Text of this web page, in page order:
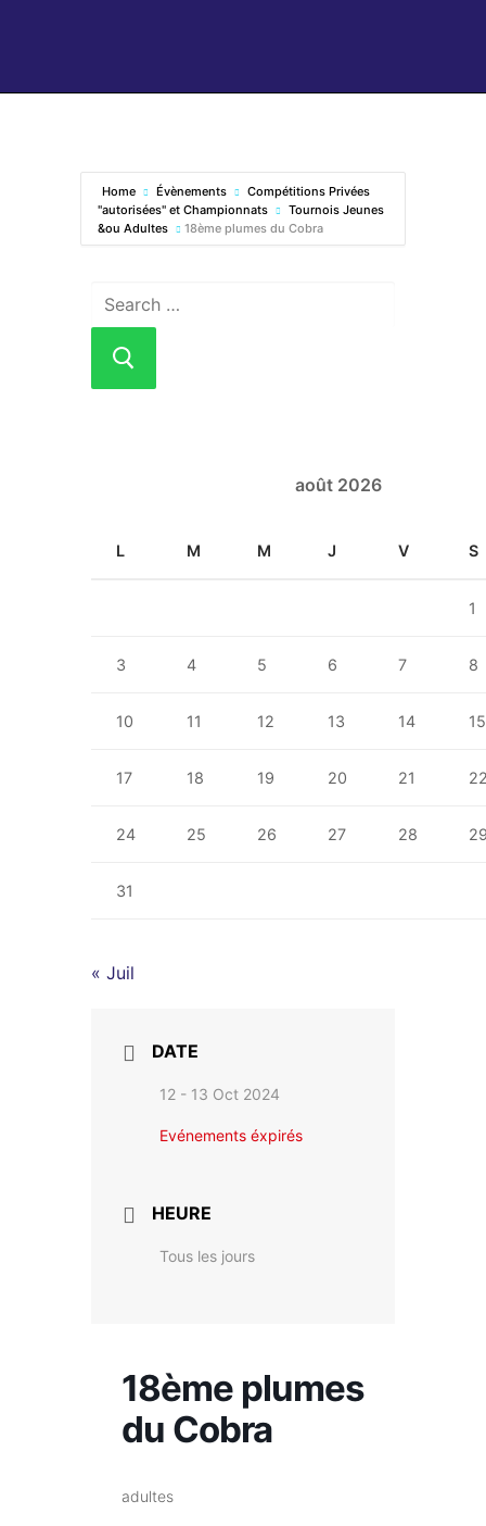
Home Évènements
Compétitions Privées
"autorisées" et Championnats
Tournois Jeunes
&ou Adultes
18ème plumes du Cobra
août 2026
L M M J V S
1
3 4 5 6 7 8
10 11 12 13 14 15
17 18 19 20 21
24 25 26 27 28
31
« Juil
DATE
12 - 13 Oct 2024
Evénements éxpirés
HEURE
Tous les jours
18ème plumes
du Cobra
adultes